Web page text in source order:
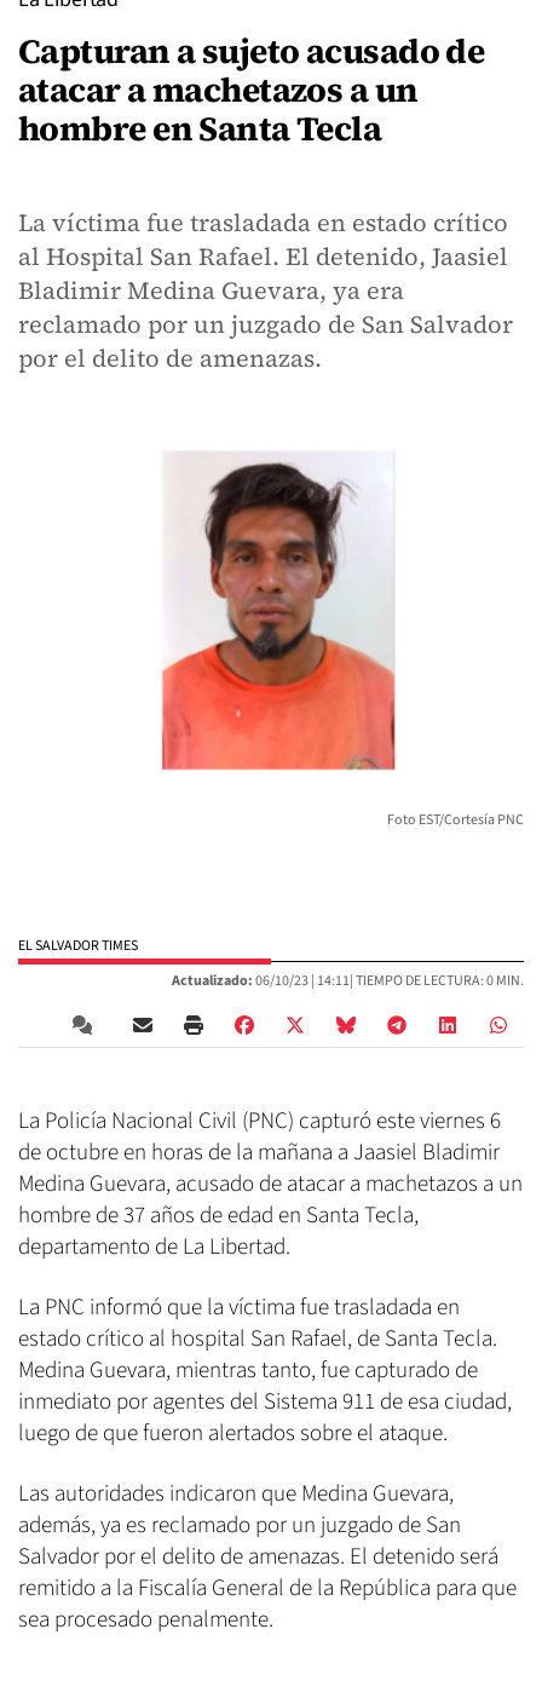
Capturan a sujeto acusado de
atacar a machetazos a un
hombre en Santa Tecla
La víctima fue trasladada en estado crítico
al Hospital San Rafael. El detenido, Jaasiel
Bladimir Medina Guevara, ya era
reclamado por un juzgado de San Salvador
por el delito de amenazas.
Foto EST/Cortesía PNC
EL SALVADOR TIMES
Actualizado:06/10/23 | 14:11| TIEMPO DE LECTURA: 0 MIN.
La Policía Nacional Civil (PNC) capturó este viernes 6
de octubre en horas de la mañana a Jaasiel Bladimir
Medina Guevara, acusado de atacar a machetazos a un
hombre de 37 años de edad en Santa Tecla,
departamento de La Libertad.
La PNC informó que la víctima fue trasladada en
estado crítico al hospital San Rafael, de Santa Tecla.
Medina Guevara, mientras tanto, fue capturado de
inmediato por agentes del Sistema 911 de esa ciudad,
luego de que fueron alertados sobre el ataque.
Las autoridades indicaron que Medina Guevara,
además, ya es reclamado por un juzgado de San
Salvador por el delito de amenazas. El detenido será
remitido a la Fiscalía General de la República para que
sea procesado penalmente.